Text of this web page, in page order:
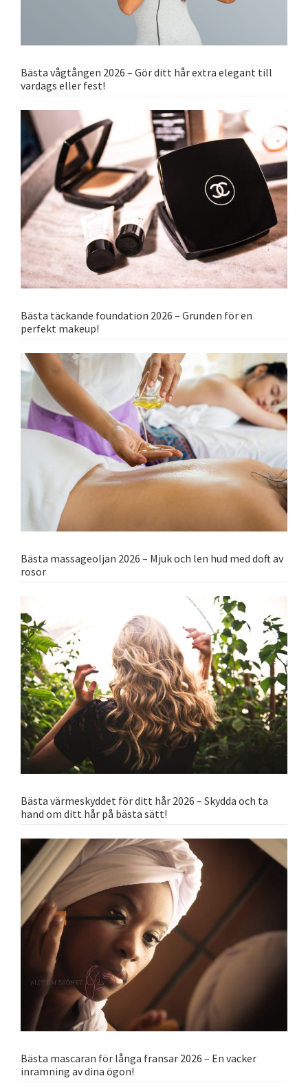
Bästa vågtången 2026 – Gör ditt hår extra elegant till
vardags eller fest!
Bästa täckande foundation 2026 – Grunden för en
perfekt makeup!
Bästa massageoljan 2026 – Mjuk och len hud med doft av
rosor
Bästa värmeskyddet för ditt hår 2026 – Skydda och ta
hand om ditt hår på bästa sätt!
Bästa mascaran för långa fransar 2026 – En vacker
inramning av dina ögon!